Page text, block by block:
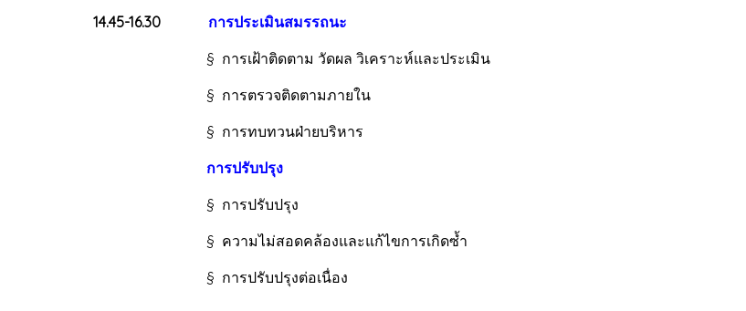
14.45-16.30
การประเมินสมรรถนะ
§ การเฝ้าติดตาม วัดผล วิเคราะห์และประเมิน
§ การตรวจติดตามภายใน
§ การทบทวนฝ่ายบริหาร
การปรับปรุง
§ การปรับปรุง
§ ความไม่สอดคล้องและแก้ไขการเกิดซ้ำ
§ การปรับปรุงต่อเนื่อง